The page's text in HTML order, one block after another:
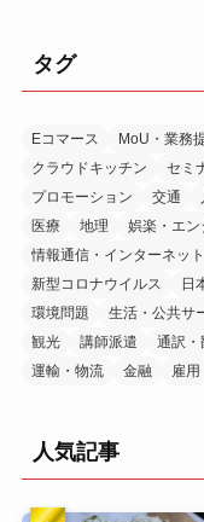
ブ
タグ
Eコマース MoU・業務
クラウドキッチン
セミ
プロモーション
交通
医療
地理 娯楽・エン
情報通信・インターネット
新型コロナウイルス
日
環境問題
生活・公共サ
観光
講師派遣 通訳・
運輸・物流
金融 雇用
人気記事